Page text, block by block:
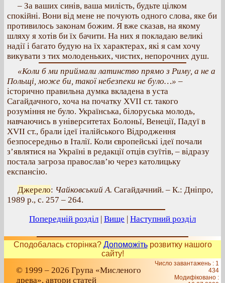
– За ваших синів, ваша милість, будьте цілком
спокійні. Вони від мене не почують одного слова, яке би
противилось законам божим. Я вже сказав, на якому
шляху я хотів би їх бачити. На них я покладаю великі
надії і багато будую на їх характерах, які я сам хочу
викувати з тих молоденьких, чистих, непорочних душ.
«Коли б ми приймали латинство прямо з Риму, а не a
Польщі, може би, такої небезпеки не було…» –
історично правильна думка вкладена в уста
Сагайдачного, хоча на початку XVII ст. такого
розуміння не було. Українська, білоруська молодь,
навчаючись в університетах Болоньї, Венеції, Падуї в
XVII ст., брали ідеї італійського Відродження
безпосередньо в Італії. Коли європейські ідеї почали
з’являтися на Україні в редакції отців єзуїтів, – відразу
постала загроза православ’ю через католицьку
експансію.
Джерело: Чайковський А. Сагайдачний. – К.: Дніпро,
1989 р., с. 257 – 264.
Попередній розділ | Вище | Наступний розділ
Сподобалась сторінка? Допоможітьрозвитку нашого
сайту!
© 1999 – 2026 Група «Мисленого
древа», автори статей
Число завантажень : 1
434
Модифіковано :